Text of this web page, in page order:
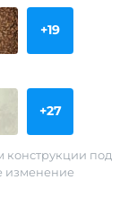
+19
+27
конструкции под
изменение